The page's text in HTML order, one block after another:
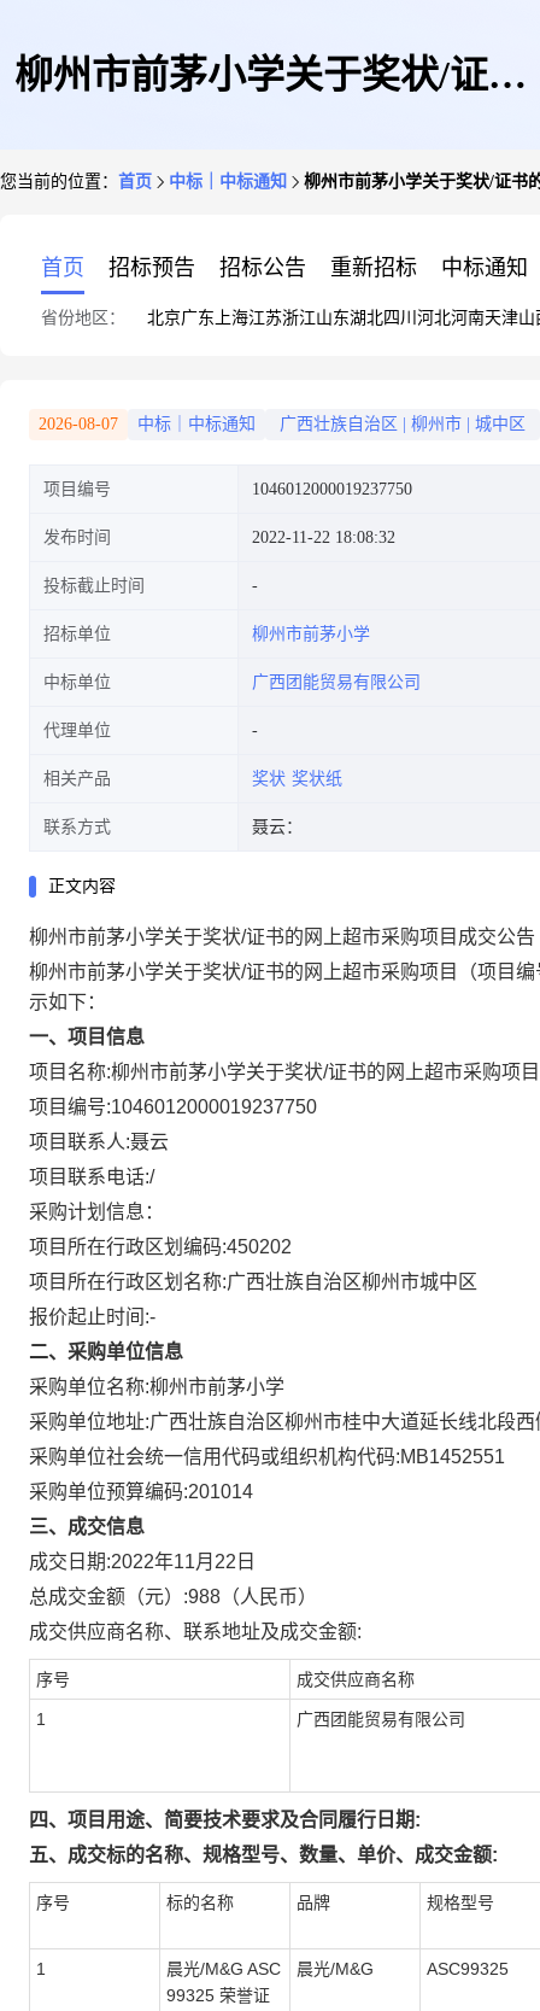
柳州市前茅小学关于奖状/证书
您当前的位置： 首页 中标｜中标通知 柳州市前茅小学关于奖状/证书
首页 招标预告 招标公告 重新招标 中标通知
省份地区： 北京广东 上海江苏浙江山东湖北四川 河北河南天津山
2026-08-07 中标｜中标通知 广西壮族自治区 柳州市 城中区
项目编号 1046012000019237750
发布时间 2022-11-22 18:08:32
投标截止时间
招标单位 柳州市前茅小学
中标单位 广西团能贸易有限公司
代理单位
相关产品 奖状 奖状纸
联系方式 聂云：
正文内容
柳州市前茅小学关于奖状/证书的网上超市采购项目成交公告
柳州市前茅小学关于奖状/证书的网上超市采购项目
（项目
示如下：
一、项目信息
项目名称:柳州市前茅小学关于奖状/证书的网上超市采购项目
项目编号:1046012000019237750
项目联系人:聂云
项目联系电话:/
采购计划信息：
项目所在行政区划编码:450202
项目所在行政区划名称:广西壮族自治区柳州市城中区
报价起止时间:-
二、采购单位信息
采购单位名称:柳州市前茅小学
采购单位地址:广西壮族自治区柳州市桂中大道延长线北段西
采购单位社会统一信用代码或组织机构代码:MB1452551
采购单位预算编码:201014
三、成交信息
成交日期:2022年11月22日
总成交金额（元）:988 （人民币）
成交供应商名称、联系地址及成交金额:
序号 成交供应商名称
1 广西团能贸易有限公司
四、项目用途、简要技术要求及合同履行日期:
五、成交标的名称、规格型号、数量、单价、成交金额:
序号 标的名称 品牌 规格型号
1
晨光/M&G ASC
99325 荣誉证
晨光/M&G ASC99325